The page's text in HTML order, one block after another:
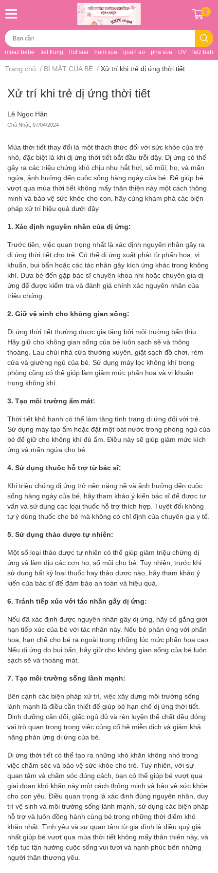
moaz bebe tiet trung hut sua ham sua quan ao pha sua UV fatz baby
0
Trang chủ / BÍ MẬT CỦA BÉ / Xử trí khi trẻ dị ứng thời tiết
Xử trí khi trẻ dị ứng thời tiết
Lê Ngọc Hân
Chủ Nhật, 07/04/2024
Mùa thời tiết thay đổi là một thách thức đối với sức khỏe của trẻ
nhỏ, đặc biệt là khi dị ứng thời tiết bắt đầu trỗi dậy. Dị ứng có thể
gây ra các triệu chứng khó chịu như hắt hơi, sổ mũi, ho, và mẩn
ngứa, ảnh hưởng đến cuộc sống hàng ngày của bé. Để giúp bé
vượt qua mùa thời tiết không mấy thân thiện này một cách thông
minh và bảo vệ sức khỏe cho con, hãy cùng khám phá các biện
pháp xử trí hiệu quả dưới đây
1. Xác định nguyên nhân của dị ứng:
Trước tiên, việc quan trọng nhất là xác định nguyên nhân gây ra
dị ứng thời tiết cho trẻ. Có thể dị ứng xuất phát từ phấn hoa, vi
khuẩn, bụi bẩn hoặc các tác nhân gây kích ứng khác trong không
khí. Đưa bé đến gặp bác sĩ chuyên khoa nhi hoặc chuyên gia dị
ứng để được kiểm tra và đánh giá chính xác nguyên nhân của
triệu chứng.
2. Giữ vệ sinh cho không gian sống:
Dị ứng thời tiết thường được gia tăng bởi môi trường bẩn thỉu.
Hãy giữ cho không gian sống của bé luôn sạch sẽ và thông
thoáng. Lau chùi nhà cửa thường xuyên, giặt sạch đồ chơi, rèm
cửa và giường ngủ của bé. Sử dụng máy lọc không khí trong
phòng cũng có thể giúp làm giảm mức phấn hoa và vi khuẩn
trong không khí.
3. Tạo môi trường ẩm mát:
Thời tiết khô hanh có thể làm tăng tình trạng dị ứng đối với trẻ.
Sử dụng máy tạo ẩm hoặc đặt một bát nước trong phòng ngủ của
bé để giữ cho không khí đủ ẩm. Điều này sẽ giúp giảm mức kích
ứng và mẩn ngứa cho bé.
4. Sử dụng thuốc hỗ trợ từ bác sĩ:
Khi triệu chứng dị ứng trở nên nặng nề và ảnh hưởng đến cuộc
sống hàng ngày của bé, hãy tham khảo ý kiến bác sĩ để được tư
vấn và sử dụng các loại thuốc hỗ trợ thích hợp. Tuyệt đối không
tự ý dùng thuốc cho bé mà không có chỉ định của chuyên gia y tế.
5. Sử dụng thảo dược tự nhiên:
Một số loại thảo dược tự nhiên có thể giúp giảm triệu chứng dị
ứng và làm dịu các cơn ho, sổ mũi cho bé. Tuy nhiên, trước khi
sử dụng bất kỳ loại thuốc hay thảo dược nào, hãy tham khảo ý
kiến của bác sĩ để đảm bảo an toàn và hiệu quả.
6. Tránh tiếp xúc với tác nhân gây dị ứng:
Nếu đã xác định được nguyên nhân gây dị ứng, hãy cố gắng giới
hạn tiếp xúc của bé với tác nhân này. Nếu bé phản ứng với phấn
hoa, hạn chế cho bé ra ngoài trong những lúc mức phấn hoa cao.
Nếu dị ứng do bụi bẩn, hãy giữ cho không gian sống của bé luôn
sạch sẽ và thoáng mát.
7. Tạo môi trường sống lành mạnh:
Bên cạnh các biện pháp xử trí, việc xây dựng môi trường sống
lành mạnh là điều cần thiết để giúp bé hạn chế dị ứng thời tiết.
Dinh dưỡng cân đối, giấc ngủ đủ và rèn luyện thể chất đều đóng
vai trò quan trọng trong việc củng cố hệ miễn dịch và giảm khả
năng phản ứng dị ứng của bé.
Dị ứng thời tiết có thể tạo ra những khó khăn không nhỏ trong
việc chăm sóc và bảo vệ sức khỏe cho trẻ. Tuy nhiên, với sự
quan tâm và chăm sóc đúng cách, bạn có thể giúp bé vượt qua
giai đoạn khó khăn này một cách thông minh và bảo vệ sức khỏe
cho con yêu. Điều quan trọng là xác định đúng nguyên nhân, duy
trì vệ sinh và môi trường sống lành mạnh, sử dụng các biện pháp
hỗ trợ và luôn đồng hành cùng bé trong những thời điểm khó
khăn nhất. Tình yêu và sự quan tâm từ gia đình là điều quý giá
nhất giúp bé vượt qua mùa thời tiết không mấy thân thiện này, và
tiếp tục tận hưởng cuộc sống vui tươi và hạnh phúc bên những
người thân thương yêu.